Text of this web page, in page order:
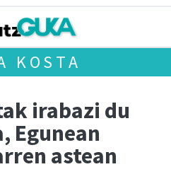
KOSTA
irabazi du
Egunean
astean